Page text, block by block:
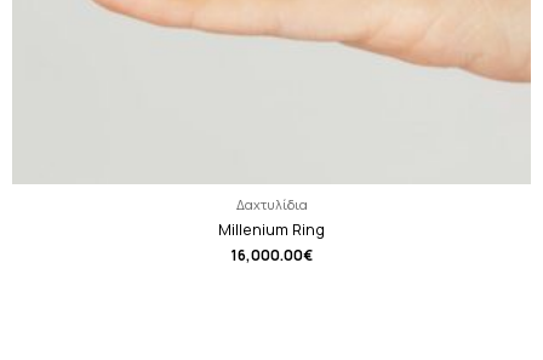
Δαχτυλίδια
Millenium Ring
16,000.00€